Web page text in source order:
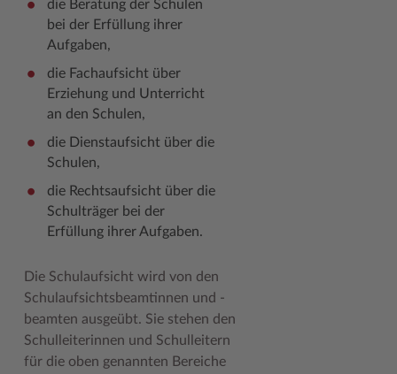
Geodatenportale (Kreiskarte)
Kfz-Zulassung
Kontakt / Öffnungszeiten
Lebenslagen
Lexikon
Publikationen
Wunsch-Kennzeichen ↗
Zuständigkeitsfinder SH ↗
Fotoarchiv
Hitzeschutz
Klimaanpassungskonzept
Kreistag Sitzungskalender
Newsletter
Pressemeldungen
Stellenangebote
Stormarninfo
Termine
Kreispräsident
Kreistag und Ausschüsse
Kreistag Sitzungskalender
Kreisverwaltung
Sonderbereiche
Stabsbereiche
Wahlen im Kreis
Wappen und Geschichte
Wappenrolle
Offene Stellen
Praktika und FSJ
Weiterbildung beim Kreis Stormarn
Wen wir suchen
Klimaschutz beim Kreis Stormarn
Projekt e-Gewerbe
Stormarner Bündnis für bezahlbares Wohnen
Wirtschafts- und Aufbaugesellschaft Stormarn
Kulturelle Einrichtungen
Museen
Naturschutzgebiete
Radwandern
Lieblingsplätze in der Metropolregion
Termine und Veranstaltungen
Umlandscout Hamburg
Vereine und Gruppen
Wälder und Moore
die Beratung der Schulen
bei der Erfüllung ihrer
Aufgaben,
die Fachaufsicht über
Erziehung und Unterricht
an den Schulen,
die Dienstaufsicht über die
Schulen,
die Rechtsaufsicht über die
Schulträger bei der
Erfüllung ihrer Aufgaben.
Die Schulaufsicht wird von den
Schulaufsichtsbeamtinnen und -
beamten ausgeübt. Sie stehen den
Schulleiterinnen und Schulleitern
für die oben genannten Bereiche